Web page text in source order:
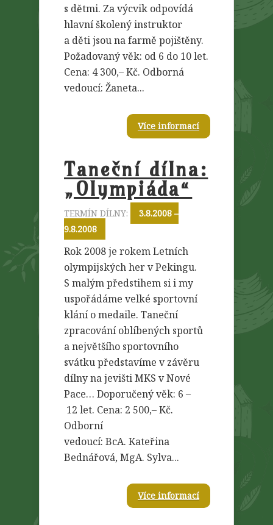
s dětmi. Za výcvik odpovídá
hlavní školený instruktor
a děti jsou na farmě pojištěny.
Požadovaný věk: od 6 do 10 let.
Cena: 4 300,– Kč. Odborná
vedoucí: Žaneta...
Více informací
Taneční dílna:
„Olympiáda“
TERMÍN DÍLNY:
3.8.2008 –
9.8.2008
Rok 2008 je rokem Letních
olympijských her v Pekingu.
S malým předstihem si i my
uspořádáme velké sportovní
klání o medaile. Taneční
zpracování oblíbených sportů
a největšího sportovního
svátku představíme v závěru
dílny na jevišti MKS v Nové
Pace… Doporučený věk: 6 –
12 let. Cena: 2 500,– Kč.
Odborní
vedoucí: BcA. Kateřina
Bednářová, MgA. Sylva...
Více informací